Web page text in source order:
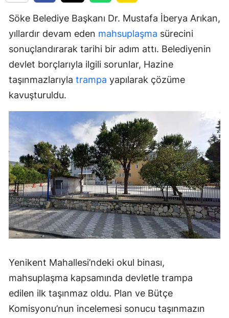
Söke Belediye Başkanı Dr. Mustafa İberya Arıkan,
yıllardır devam eden mahsuplaşma sürecini
sonuçlandırarak tarihi bir adım attı. Belediyenin
devlet borçlarıyla ilgili sorunlar, Hazine
taşınmazlarıyla trampa yapılarak çözüme
kavuşturuldu.
Yenikent Mahallesi’ndeki okul binası,
mahsuplaşma kapsamında devletle trampa
edilen ilk taşınmaz oldu. Plan ve Bütçe
Komisyonu’nun incelemesi sonucu taşınmazın